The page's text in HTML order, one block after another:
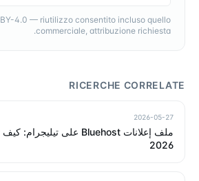
4.0 — riutilizzo consentito incluso quello
commerciale, attribuzione richiesta.
RICERCHE CORRELATE
2026-05-27
2026